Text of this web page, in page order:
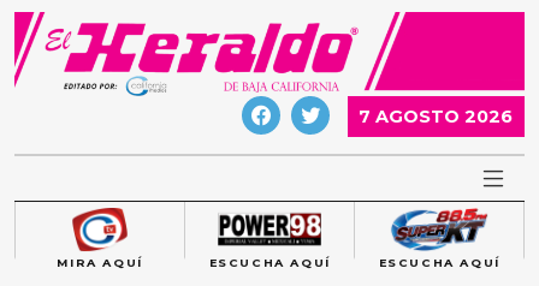
Skip
content
7 AGOSTO 2026
MIRA AQUÍ ESCUCHA AQUÍ ESCUCHA AQUÍ